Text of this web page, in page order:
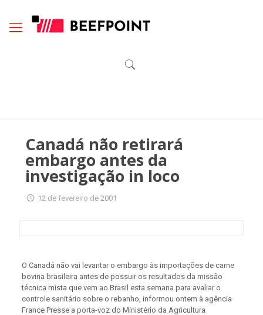
Canadá não retirará
embargo antes da
investigação in loco
12 de fevereiro de 2001
O Canadá não vai levantar o embargo às importações de carne
bovina brasileira antes de possuir os resultados da missão
técnica mista que vem ao Brasil esta semana para avaliar o
controle sanitário sobre o rebanho, informou ontem à agência
France Presse a porta-voz do Ministério da Agricultura